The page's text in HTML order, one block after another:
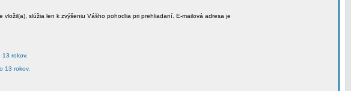
slúžia len k zvýšeniu Vášho pohodlia pri prehliadaní. E-mailová adresa je
13 rokov.
13 rokov.